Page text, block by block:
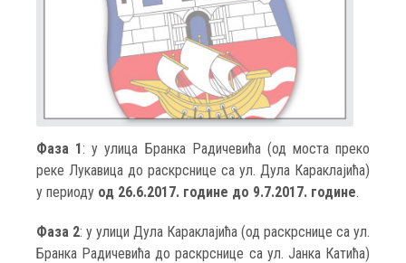
Фаза 1: у улица Бранка Радичевића (од моста преко
реке Лукавица до раскрснице са ул. Дула Караклајића)
у периоду од 26.6.2017. године до 9.7.2017. године.
Фаза 2: у улици Дула Караклајића (од раскрснице са ул.
Бранка Радичевића до раскрснице са ул. Јанка Катића)